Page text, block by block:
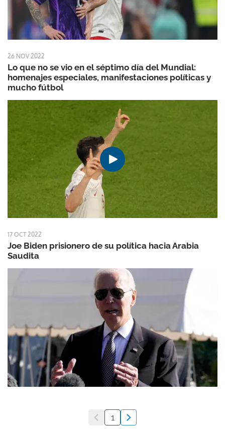
26 NOV 2022
Lo que no se vio en el séptimo día del Mundial:
homenajes especiales, manifestaciones políticas y
mucho fútbol
17 OCT 2022
Joe Biden prisionero de su política hacia Arabia
Saudita
1